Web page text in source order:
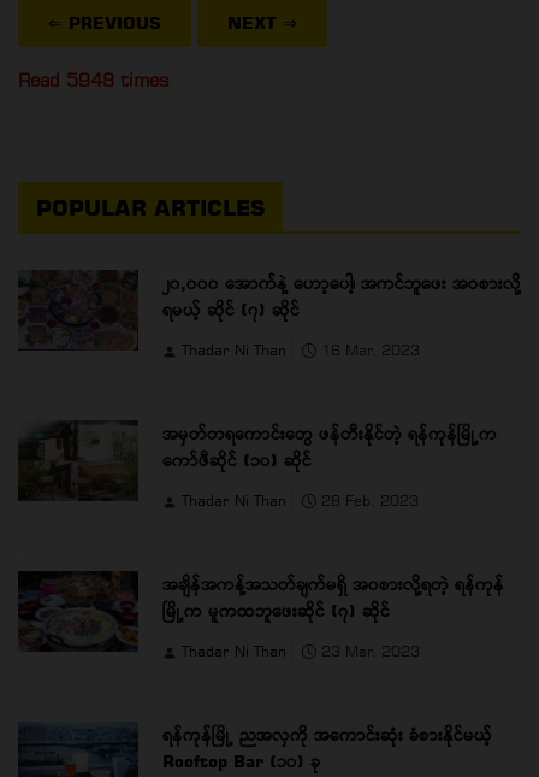
⇐ PREVIOUS NEXT ⇒
Read 5948 times
POPULAR ARTICLES
၂၀,၀၀၀ အောက်နဲ့ ဟော့ပေါ့၊ အကင်ဘူဖေး အဝစားလို့
ရမယ့် ဆိုင် (၇) ဆိုင်
Thadar Ni Than 16 Mar, 2023
အမှတ်တရကောင်းတွေ ဖန်တီးနိုင်တဲ့ ရန်ကုန်မြို့က
ကော်ဖီဆိုင် (၁၀) ဆိုင်
Thadar Ni Than 28 Feb, 2023
အချိန်အကန့်အသတ်ချက်မရှိ အ၀စားလို့ရတဲ့ ရန်ကုန်
မြို့က မူကထဘူဖေးဆိုင် (၇) ဆိုင်
Thadar Ni Than 23 Mar, 2023
ရန်ကုန်မြို့ ညအလှကို အကောင်းဆုံး ခံစားနိုင်မယ့်
Rooftop Bar (၁၀) ခု